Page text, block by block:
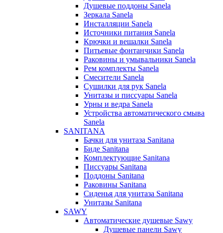
Душевые поддоны Sanela
Зеркала Sanela
Инсталляции Sanela
Источники питания Sanela
Крючки и вешалки Sanela
Питьевые фонтанчики Sanela
Раковины и умывальники Sanela
Рем комплекты Sanela
Смесители Sanela
Сушилки для рук Sanela
Унитазы и писсуары Sanela
Урны и ведра Sanela
Устройства автоматического смыва
Sanela
SANITANA
Бачки для унитаза Sanitana
Биде Sanitana
Комплектующие Sanitana
Писсуары Sanitana
Поддоны Sanitana
Раковины Sanitana
Сиденья для унитаза Sanitana
Унитазы Sanitana
SAWY
Автоматические душевые Sawy
Душевые панели Sawy